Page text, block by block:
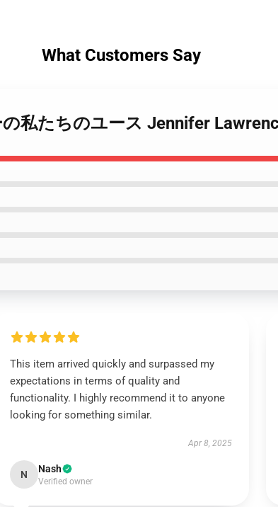
What Customers Say
私たちのユース Jennifer
This item arrived quickly and surpassed my
expectations in terms of quality and
functionality. I highly recommend it to anyone
looking for something similar.
Apr 8, 2025
N Nash
Verified owner